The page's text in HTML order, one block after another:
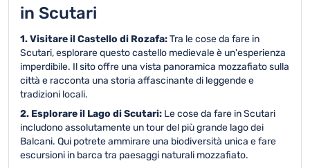
in Scutari
1. Visitare il Castello di Rozafa:Tra le cose da fare in
Scutari, esplorare questo castello medievale è un'esperienza
imperdibile. Il sito offre una vista panoramica mozzafiato sulla
città e racconta una storia affascinante di leggende e
tradizioni locali.
2. Esplorare il Lago di Scutari: Le cose da fare in Scutari
includono assolutamente un tour del più grande lago dei
Balcani. Qui potrete ammirare una biodiversità unica e fare
escursioni in barca tra paesaggi naturali mozzafiato.